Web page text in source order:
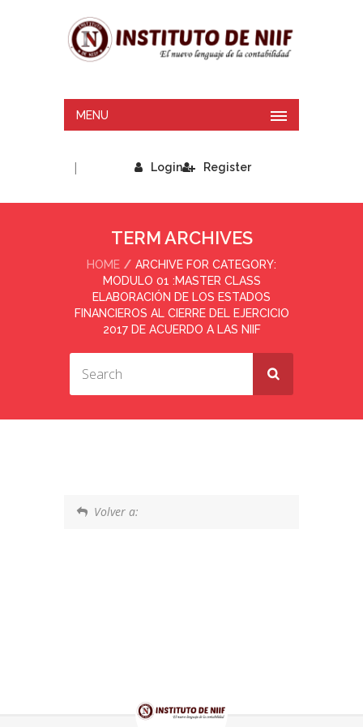
MENU
Login
| Register
TERM ARCHIVES
HOME
ARCHIVE FOR CATEGORY:
MODULO 01 :MASTER CLASS
ELABORACIÓN DE LOS ESTADOS
FINANCIEROS AL CIERRE DEL EJERCICIO
2017 DE ACUERDO A LAS NIIF
Volver a: